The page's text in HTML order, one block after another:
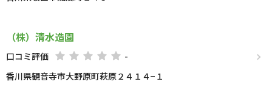
（株）清水造園
口コミ評価
-
香川県観音寺市大野原町萩原２４１４−１